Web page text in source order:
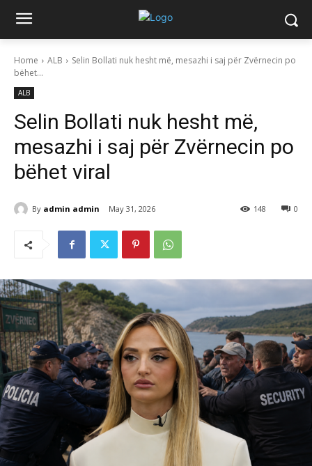
Home ALB
Selin Bollati nuk hesht më, mesazhi i saj për Zvërnecin po
bëhet...
ALB
Selin Bollati nuk hesht më,
mesazhi i saj për Zvërnecin po
bëhet viral
By admin admin May 31, 2026 0
148